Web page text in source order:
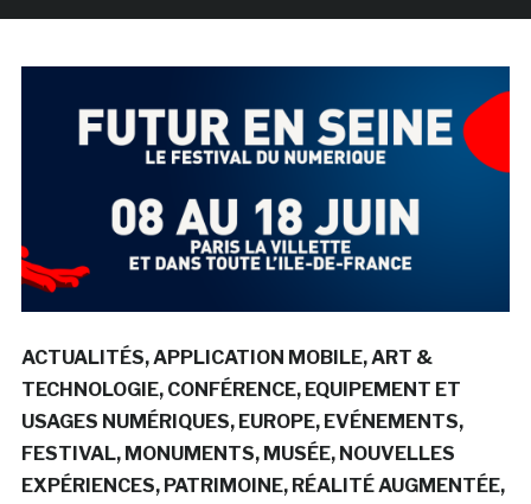
ACTUALITÉS APPLICATION MOBILE ART &
TECHNOLOGIE CONFÉRENCE EQUIPEMENT ET
USAGES NUMÉRIQUES EUROPE EVÉNEMENTS
FESTIVAL MONUMENTS MUSÉE NOUVELLES
EXPÉRIENCES PATRIMOINE RÉALITÉ AUGMENTÉE